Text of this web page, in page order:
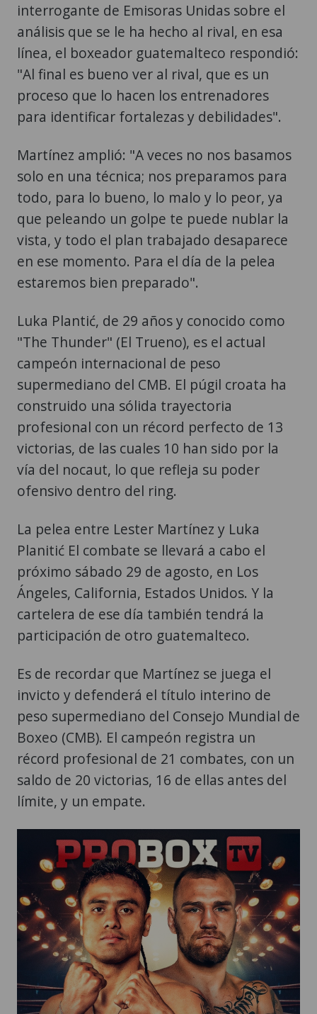
interrogante de Emisoras Unidas sobre el
análisis que se le ha hecho al rival, en esa
línea, el boxeador guatemalteco respondió:
"Al final es bueno ver al rival, que es un
proceso que lo hacen los entrenadores
para identificar fortalezas y debilidades".
Martínez amplió: "A veces no nos basamos
solo en una técnica; nos preparamos para
todo, para lo bueno, lo malo y lo peor, ya
que peleando un golpe te puede nublar la
vista, y todo el plan trabajado desaparece
en ese momento. Para el día de la pelea
estaremos bien preparado".
Luka Plantić, de 29 años y conocido como
"The Thunder" (El Trueno), es el actual
campeón internacional de peso
supermediano del CMB. El púgil croata ha
construido una sólida trayectoria
profesional con un récord perfecto de 13
victorias, de las cuales 10 han sido por la
vía del nocaut, lo que refleja su poder
ofensivo dentro del ring.
La pelea entre Lester Martínez y Luka
Planitić El combate se llevará a cabo el
próximo sábado 29 de agosto, en Los
Ángeles, California, Estados Unidos. Y la
cartelera de ese día también tendrá la
participación de otro guatemalteco.
Es de recordar que Martínez se juega el
invicto y defenderá el título interino de
peso supermediano del Consejo Mundial de
Boxeo (CMB). El campeón registra un
récord profesional de 21 combates, con un
saldo de 20 victorias, 16 de ellas antes del
límite, y un empate.